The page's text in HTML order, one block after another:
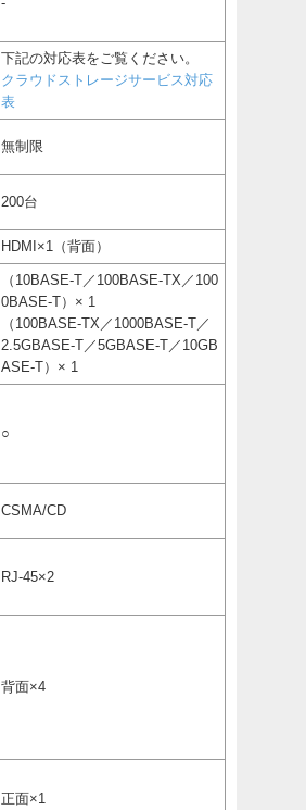
下記の対応表をご覧ください。
クラウドストレージサービス対応
表
無制限
200台
HDMI×1（背面）
（10BASE-T／100BASE-TX／100
0BASE-T）× 1
（100BASE-TX／1000BASE-T／
2.5GBASE-T／5GBASE-T／10GB
ASE-T）× 1
○
CSMA/CD
RJ-45×2
背面×4
正面×1